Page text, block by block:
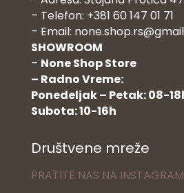
– Telefon: +381 60 147 01 71
– Email:
SHOWROOM
– None Shop Store
– Radno Vreme:
Ponedeljak – Petak: 08-
Subota: 10-16h
Društvene mreže
PRATITE NAS NA